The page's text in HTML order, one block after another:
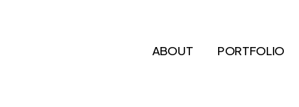
ABOUT PORTFOLIO